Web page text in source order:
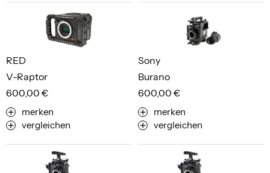
V-Raptor
RED
600,00 €
merken
vergleichen
Burano
Sony
600,00 €
merken
vergleichen